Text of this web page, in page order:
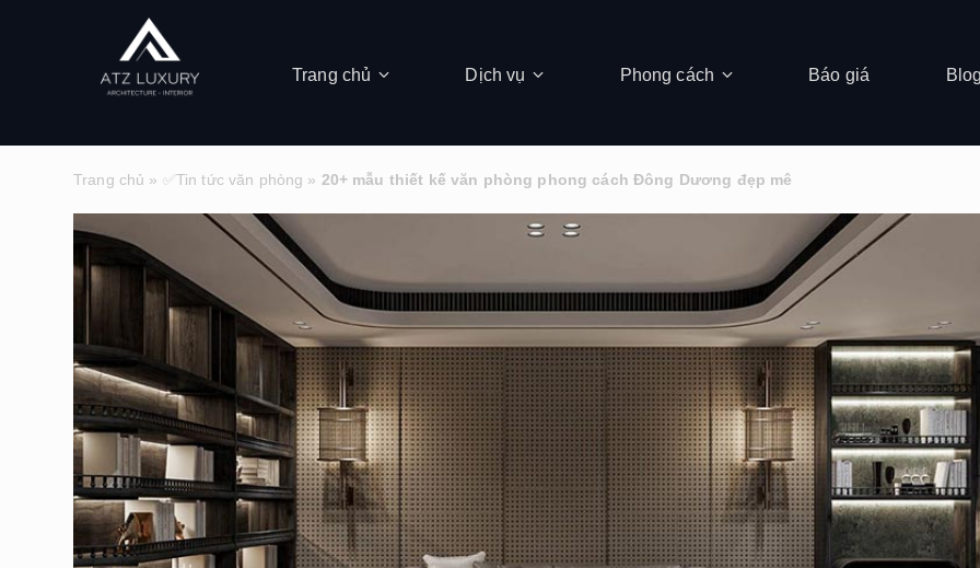
Trang chủ Dịch vụ Phong cách Báo giá
Trang chủ » ✅Tin tức văn phòng » 20+ mẫu thiết kế văn phòng phong cách Đông Dương đẹp mê